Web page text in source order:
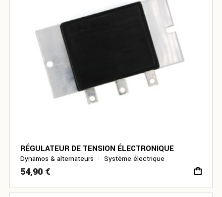
RÉGULATEUR DE TENSION ÉLECTRONIQUE
Dynamos & alternateurs Système électrique
54,90 €